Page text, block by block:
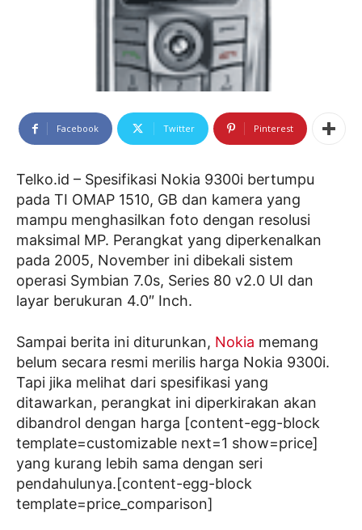
Facebook Twitter Pinterest
Telko.id – Spesifikasi Nokia 9300i bertumpu
pada TI OMAP 1510, GB dan kamera yang
mampu menghasilkan foto dengan resolusi
maksimal MP. Perangkat yang diperkenalkan
pada 2005, November ini dibekali sistem
operasi Symbian 7.0s, Series 80 v2.0 UI dan
layar berukuran 4.0″ Inch.
Sampai berita ini diturunkan, Nokia memang
belum secara resmi merilis harga Nokia 9300i.
Tapi jika melihat dari spesifikasi yang
ditawarkan, perangkat ini diperkirakan akan
dibandrol dengan harga [content-egg-block
template=customizable next=1 show=price]
yang kurang lebih sama dengan seri
pendahulunya.[content-egg-block
template=price_comparison]